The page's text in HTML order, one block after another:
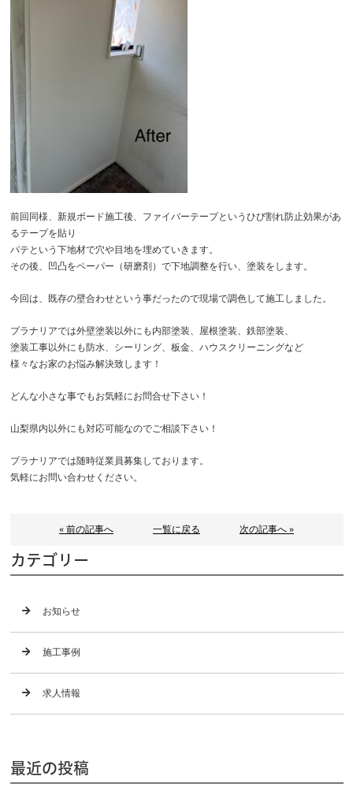
前回同様、 新規ボード施工後、ファイバーテープというひび割れ防止効果があ
るテープを貼り
パテという下地材で穴や目地を埋めていきます。
その後、凹凸をペーパー（研磨剤）で下地調整を行い、塗装をします。
今回は、既存の壁合わせという事だったので現場で調色して施工しました。
プラナリアでは外壁塗装以外にも内部塗装、屋根塗装、鉄部塗装、
塗装工事以外にも防水、シーリング、板金、ハウスクリーニングなど
様々なお家のお悩み解決致します！
どんな小さな事でもお気軽にお問合せ下さい！
山梨県内以外にも対応可能なのでご相談下さい！
プラナリアでは随時従業員募集しております。
気軽にお問い合わせください。
« 前の記事へ 一覧に戻る 次の記事へ »
カテゴリー
お知らせ
施工事例
求人情報
最近の投稿